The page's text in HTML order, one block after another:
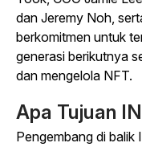
dan Jeremy Noh,
berkomitmen untuk
generasi berikutnya
dan mengelola NFT.
Apa Tujuan
Pengembang di balik